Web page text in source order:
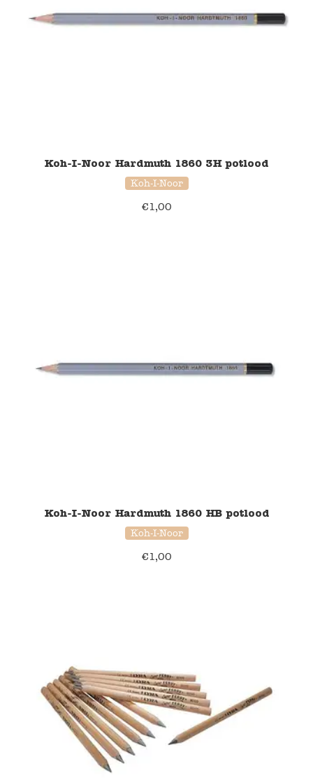
Koh-I-Noor Hardmuth 1860 3H potlood
Koh-I-Noor
€1,00
Koh-I-Noor Hardmuth 1860 HB potlood
Koh-I-Noor
€1,00